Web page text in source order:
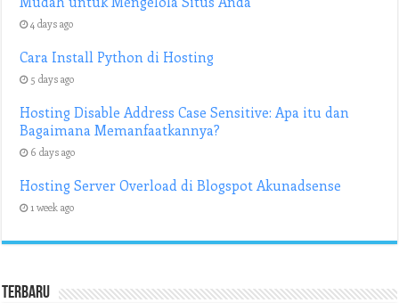
4 days ago
Cara Install Python di Hosting
5 days ago
Hosting Disable Address Case Sensitive: Apa itu dan
Bagaimana Memanfaatkannya?
6 days ago
Hosting Server Overload di Blogspot Akunadsense
1 week ago
Terbaru